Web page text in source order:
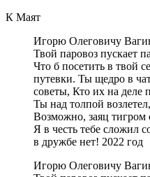
К Маят
Игорю Олеговичу
Твой паровоз пускает
Что б посетить в твой
путевки. Ты щедро в
советы, Кто их на деле
Ты над толпой
Возможно, заяц
Я в честь тебе сложил
в дружбе нет! 2022 год
Игорю Олеговичу